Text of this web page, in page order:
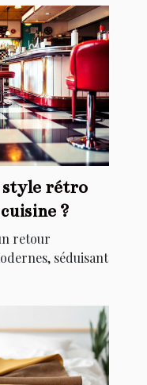
style rétro
?
retour
séduisant